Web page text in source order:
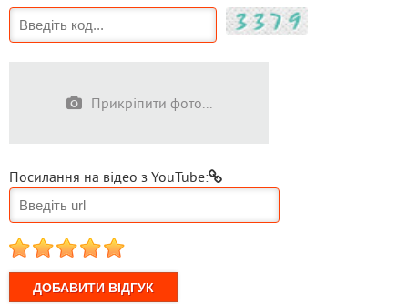
Прикріпити фото...
Посилання на відео з YouTube:
1 2 3 4 5